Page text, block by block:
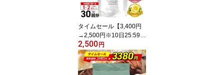
タイムセール【3,400円
→2,500円※10日25:59
迄】【LINE登録で最大1
000円OFF】食物繊維 乳
酸菌 ビフィズス菌 ビー
レジェンド リアファイバ
2,500円